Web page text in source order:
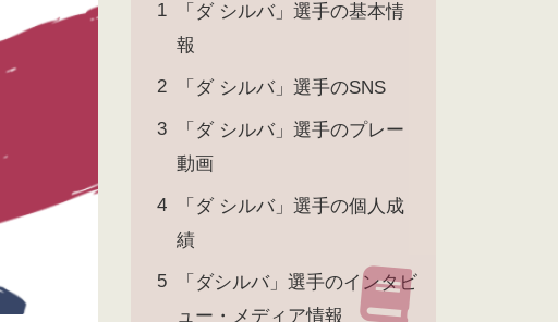
「ダ シルバ」選手の基本情
報
「ダ シルバ」選手のSNS
「ダ シルバ」選手のプレー
動画
「ダ シルバ」選手の個人成
績
「ダシルバ」選手のインタビ
ュー・メディア情報